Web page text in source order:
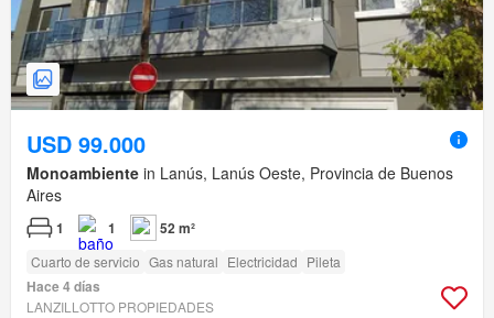
USD 99.000
Monoambiente in Lanús, Lanús Oeste, Provincia de Buenos
Aires
1 1 52 m²
Cuarto de servicio Gas natural Electricidad Pileta
Hace 4 días
LANZILLOTTO PROPIEDADES